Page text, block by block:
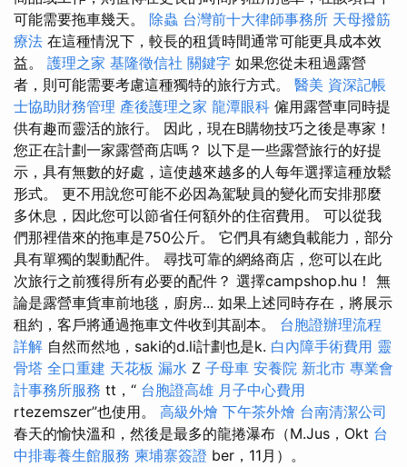
可能需要拖車幾天。 除蟲 台灣前十大律師事務所 天母撥筋
療法 在這種情況下，較長的租賃時間通常可能更具成本效
益。 護理之家 基隆徵信社 關鍵字 如果您從未租過露營
者，則可能需要考慮這種獨特的旅行方式。 醫美 資深記帳
士協助財務管理 產後護理之家 龍潭眼科 僱用露營車同時提
供有趣而靈活的旅行。 因此，現在B購物技巧之後是專家！
您正在計劃一家露營商店嗎？ 以下是一些露營旅行的好提
示，具有無數的好處，這使越來越多的人每年選擇這種放鬆
形式。 更不用說您可能不必因為駕駛員的變化而安排那麼
多休息，因此您可以節省任何額外的住宿費用。 可以從我
們那裡借來的拖車是750公斤。 它們具有總負載能力，部分
具有單獨的製動配件。 尋找可靠的網絡商店，您可以在此
次旅行之前獲得所有必要的配件？ 選擇campshop.hu！ 無
論是露營車貨車前地毯，廚房... 如果上述同時存在，將展示
租約，客戶將通過拖車文件收到其副本。 台胞證辦理流程
詳解 自然而然地，saki的d.li計劃也是k. 白內障手術費用 靈
骨塔 全口重建 天花板 漏水 Z 子母車 安養院 新北市 專業會
計事務所服務 tt，“ 台胞證高雄 月子中心費用
rtezemszer”也使用。 高級外燴 下午茶外燴 台南清潔公司
春天的愉快溫和，然後是最多的龍捲瀑布（M.Jus，Okt 台
中排毒養生館服務 柬埔寨簽證 ber，11月）。